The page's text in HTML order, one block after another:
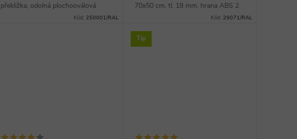
překližka, odolná plochooválová
konstrukce, povrchová úprava
Kód: 250001/RAL
70x50 cm, tl. 18 mm, hrana ABS 2
mm, plochooválová konstrukce,
koš,...
Kód: 29071/RAL
Tip